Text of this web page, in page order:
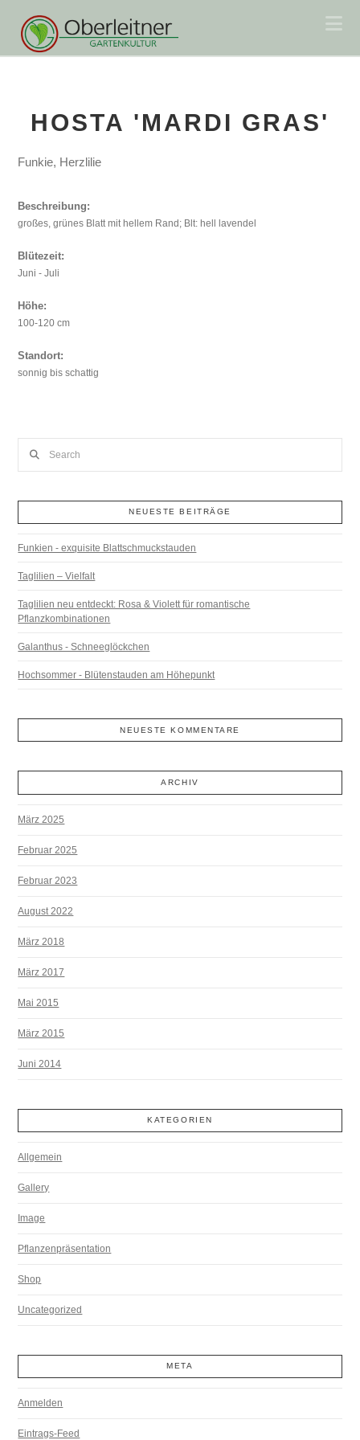
HOSTA 'MARDI GRAS'
Funkie, Herzlilie
Beschreibung:
großes, grünes Blatt mit hellem Rand; Blt: hell lavendel
Blütezeit:
Juni - Juli
Höhe:
100-120 cm
Standort:
sonnig bis schattig
NEUESTE BEITRÄGE
Funkien - exquisite Blattschmuckstauden
Taglilien – Vielfalt
Taglilien neu entdeckt: Rosa & Violett für romantische
Pflanzkombinationen
Galanthus - Schneeglöckchen
Hochsommer - Blütenstauden am Höhepunkt
NEUESTE KOMMENTARE
ARCHIV
März 2025
Februar 2025
Februar 2023
August 2022
März 2018
März 2017
Mai 2015
März 2015
Juni 2014
KATEGORIEN
Allgemein
Gallery
Image
Pflanzenpräsentation
Shop
Uncategorized
META
Anmelden
Eintrags-Feed